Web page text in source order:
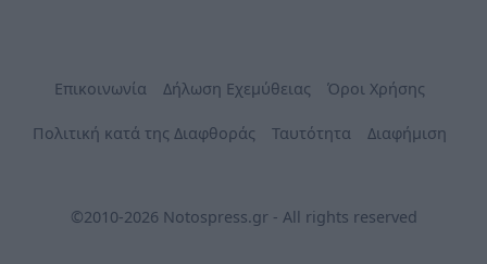
Επικοινωνία Δήλωση Εχεμύθειας Όροι Χρήσης
Πολιτική κατά της Διαφθοράς Ταυτότητα Διαφήμιση
©2010-2026 Notospress.gr - All rights reserved